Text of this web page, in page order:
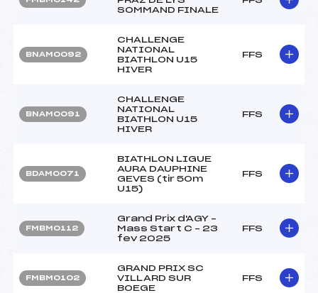
SOMMAND FINALE
BNAM0092
CHALLENGE
NATIONAL
BIATHLON U15
HIVER
FFS
BNAM0091
CHALLENGE
NATIONAL
BIATHLON U15
HIVER
FFS
BDAM0071
BIATHLON LIGUE
AURA DAUPHINE
GEVES (tir 50m
U15)
FFS
FMBM0112
Grand Prix d'AGY –
Mass Start C – 23
fev 2025
FFS
FMBM0102
GRAND PRIX SC
VILLARD SUR
BOEGE
FFS